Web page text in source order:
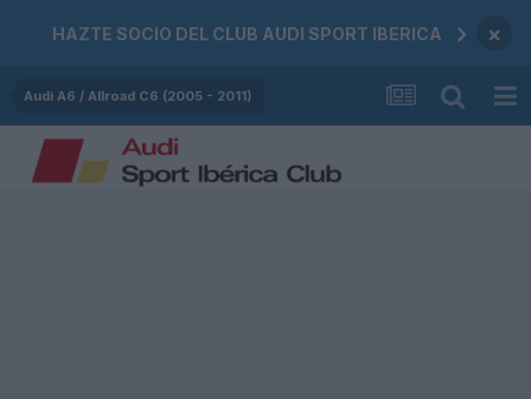
HAZTE SOCIO DEL CLUB AUDI SPORT IBERICA ×
Audi A6 / Allroad C6 (2005 - 2011)